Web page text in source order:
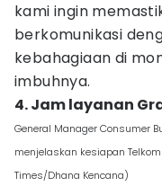
kami ingin
berkomunikasi
kebahagiaan di
imbuhnya.
4. Jam layanan
General Manager Consumer
menjelaskan kesiapan
Times/Dhana Kencana)